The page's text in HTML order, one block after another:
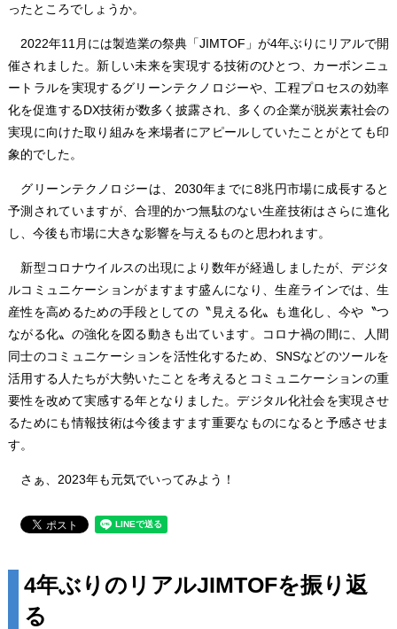
ったところでしょうか。
2022年11月には製造業の祭典「JIMTOF」が4年ぶりにリアルで開
催されました。新しい未来を実現する技術のひとつ、カーボンニュ
ートラルを実現するグリーンテクノロジーや、工程プロセスの効率
化を促進するDX技術が数多く披露され、多くの企業が脱炭素社会の
実現に向けた取り組みを来場者にアピールしていたことがとても印
象的でした。
グリーンテクノロジーは、2030年までに8兆円市場に成長すると
予測されていますが、合理的かつ無駄のない生産技術はさらに進化
し、今後も市場に大きな影響を与えるものと思われます。
新型コロナウイルスの出現により数年が経過しましたが、デジタ
ルコミュニケーションがますます盛んになり、生産ラインでは、生
産性を高めるための手段としての〝見える化〟も進化し、今や〝つ
ながる化〟の強化を図る動きも出ています。コロナ禍の間に、人間
同士のコミュニケーションを活性化するため、SNSなどのツールを
活用する人たちが大勢いたことを考えるとコミュニケーションの重
要性を改めて実感する年となりました。デジタル化社会を実現させ
るためにも情報技術は今後ますます重要なものになると予感させま
す。
さぁ、2023年も元気でいってみよう！
4年ぶりのリアルJIMTOFを振り返
る